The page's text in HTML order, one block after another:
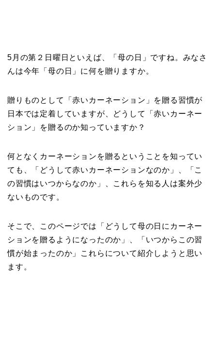
5月の第２日曜日といえば、「母の日」ですね。みなさ
んは今年「母の日」に何を贈りますか。
贈りものとして「赤いカーネーション」を贈る習慣が
日本では定着していますが、どうして「赤いカーネー
ション」を贈るのか知っていますか？
何となくカーネーションを贈るということを知ってい
ても、「どうして赤いカーネーションなのか」、「こ
の習慣はいつからなのか」、これらを知る人は案外少
ないものです。
そこで、このページでは「どうして母の日にカーネー
ションを贈るようになったのか」、「いつからこの習
慣が始まったのか」これらについて紹介しようと思い
ます。